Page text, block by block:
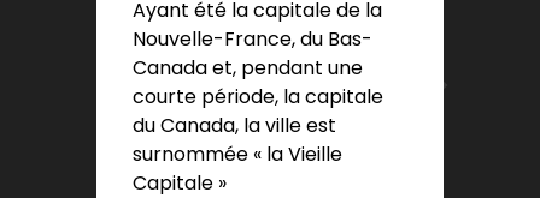
Ayant été la capitale de la
Nouvelle-France, du Bas-
Canada et, pendant une
courte période, la capitale
du Canada, la ville est
surnommée « la Vieille
Capitale »